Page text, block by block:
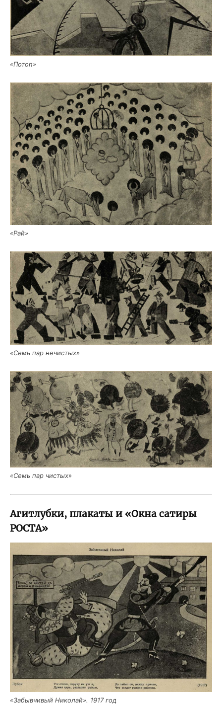
«Потоп»
«Рай»
«Семь пар нечистых»
«Семь пар чистых»
Агитлубки, плакаты и «Окна сатиры
РОСТА»
«Забыв­чи­вый Нико­лай». 1917 год